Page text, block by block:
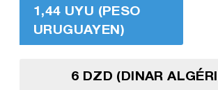
1,44 UYU (PESO
URUGUAYEN)
6 DZD (DINAR